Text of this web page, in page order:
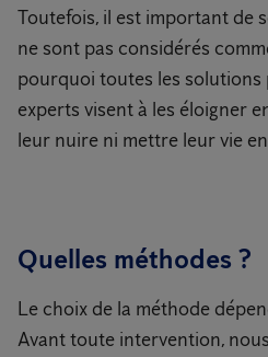
Toutefois, il est important de
ne sont pas considérés
pourquoi toutes les solutions
experts visent à les éloigner
leur nuire ni mettre leur vie
Quelles méthodes ?
Le choix de la méthode
Avant toute intervention,